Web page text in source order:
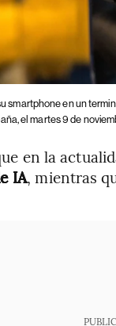
smartphone en un
el martes 9 de
en la
IA, mientras